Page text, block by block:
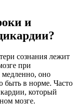
и
сознания лежит
при
медленно, оно
быть в норме. Часто
который
мозге.